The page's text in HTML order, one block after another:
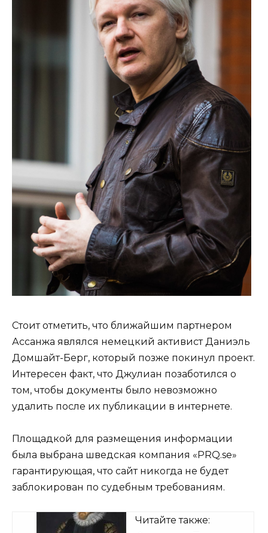
Стоит отметить, что ближайшим партнером
Ассанжа являлся немецкий активист Даниэль
Домшайт-Берг, который позже покинул проект.
Интересен факт, что Джулиан позаботился о
том, чтобы документы было невозможно
удалить после их публикации в интернете.
Площадкой для размещения информации
была выбрана шведская компания «PRQ.se»
гарантирующая, что сайт никогда не будет
заблокирован по судебным требованиям.
Читайте также: